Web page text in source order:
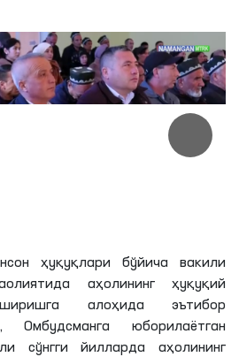
ҳуқуқлари бўйича вакили
аҳолининг ҳуқуқий
алоҳида эътибор
Омбудсманга юборилаётган
сўнгги йилларда аҳолининг